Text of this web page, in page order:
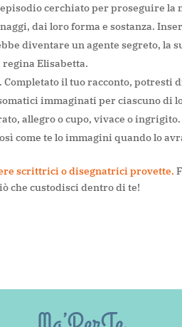
cerchiato per proseguire
dai loro forma e sostanza.
diventare un agente segreto, la
regina Elisabetta.
. Completato il tuo racconto, potresti
immaginati per ciascuno di
allegro o cupo, vivace o
come te lo immagini quando lo
scrittrici o disegnatrici provette.
che custodisci dentro di te!